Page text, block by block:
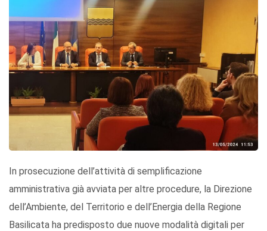
In prosecuzione dell’attività di semplificazione
amministrativa già avviata per altre procedure, la Direzione
dell’Ambiente, del Territorio e dell’Energia della Regione
Basilicata ha predisposto due nuove modalità digitali per